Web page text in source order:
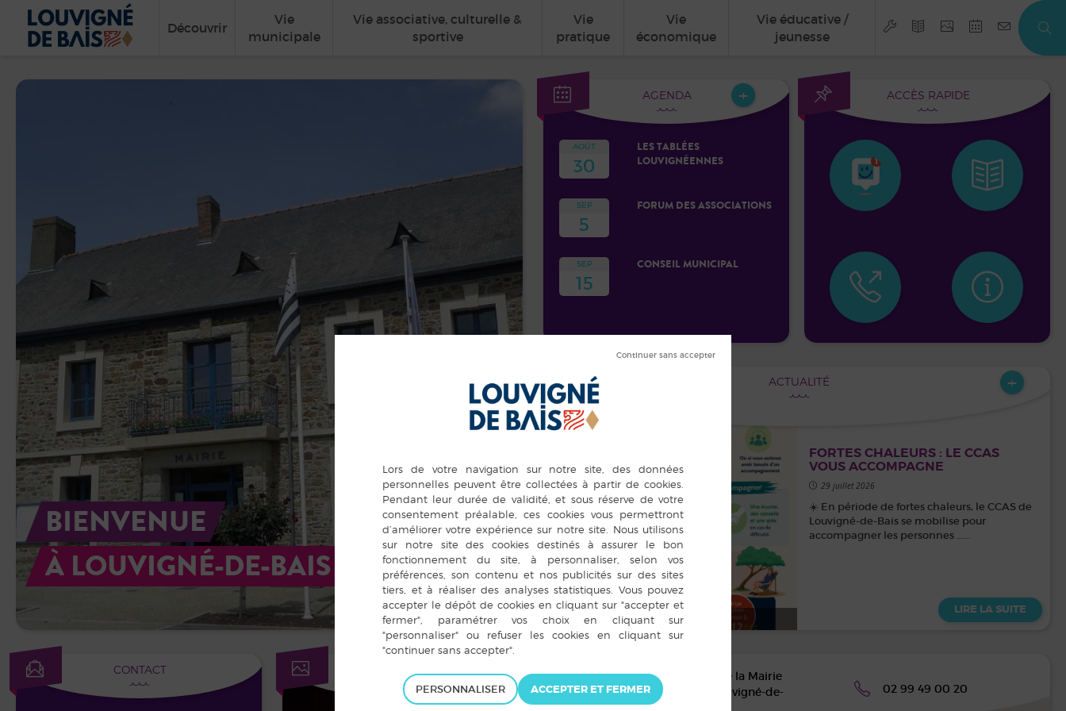
Découvrir
Vie
municipale
Vie associative, culturelle &
sportive
Vie
pratique
Vie
économique
Vie éducative /
jeunesse
BIENVENUE
À LOUVIGNÉ-DE-BAIS
ACTUALITÉ +
FORTES CHALEURS : LE CCAS
VOUS ACCOMPAGNE
29 juillet 2026
☀️ En période de fortes chaleurs, le CCAS de
Louvigné-de-Bais se mobilise pour
accompagner les personnes ......
LIRE LA SUITE
AGENDA +
AOÛT
30
LES TABLÉES
LOUVIGNÉENNES
SEP
5
FORUM DES ASSOCIATIONS
SEP
15
CONSEIL MUNICIPAL
ACCÈS RAPIDE
+
CONTACT
6 place de la Mairie
35680 Louvigné-de-
02 99 49 00 20
PERSONNALISER